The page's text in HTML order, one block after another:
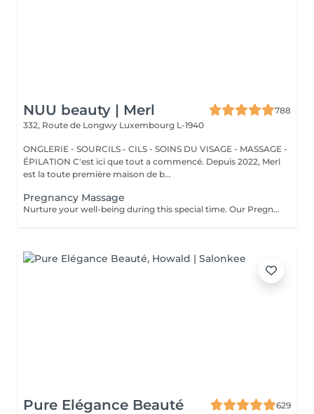
NUU beauty | Merl
788
332, Route de Longwy Luxembourg L-1940
ONGLERIE - SOURCILS - CILS - SOINS DU VISAGE - MASSAGE -
ÉPILATION C'est ici que tout a commencé. Depuis 2022, Merl
est la toute première maison de b...
Pregnancy Massage
Nurture your well-being during this special time. Our Pregnancy Massage is a gentle, relaxing treatment designed to reduce muscle tension, improve circulation, and ease discomfort commonly experienced during pregnancy. Soft, flowing techniques and comfortable side-lying positioning provide deep relaxation without placing pressure on the abdomen. Hypoallergenic, unscented oils are used to care for sensitive skin and maintain comfort throughout the session. This massage helps relieve tension in the lower back and shoulders, reduces swelling and heaviness in the legs, improves overall circulation, and promotes a sense of ease and balance in the body. This treatment is performed only with the approval of your doctor.
Pure Elégance Beauté
629